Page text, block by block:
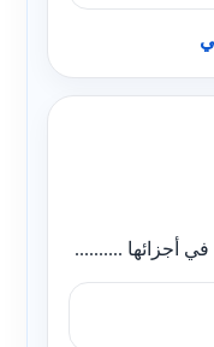
في أجزائها ..........